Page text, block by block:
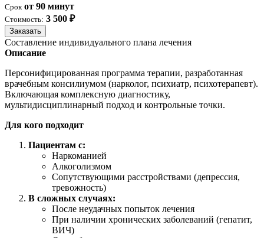
Срок от 90 минут
Стоимость: 3 500 ₽
Заказать
Составление индивидуального плана лечения
Описание
Персонифицированная программа терапии, разработанная
врачебным консилиумом (нарколог, психиатр, психотерапевт).
Включающая комплексную диагностику,
мультидисциплинарный подход и контрольные точки.
Для кого подходит
Пациентам с:
Наркоманией
Алкоголизмом
Сопутствующими расстройствами (депрессия,
тревожность)
В сложных случаях:
После неудачных попыток лечения
При наличии хронических заболеваний (гепатит,
ВИЧ)